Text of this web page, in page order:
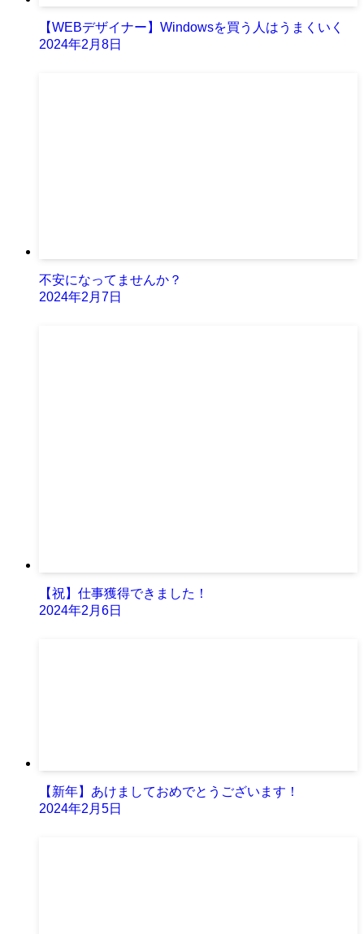
【WEBデザイナー】Windowsを買う人はうまくいく
2024年2月8日
不安になってませんか？
2024年2月7日
【祝】仕事獲得できました！
2024年2月6日
【新年】あけましておめでとうございます！
2024年2月5日